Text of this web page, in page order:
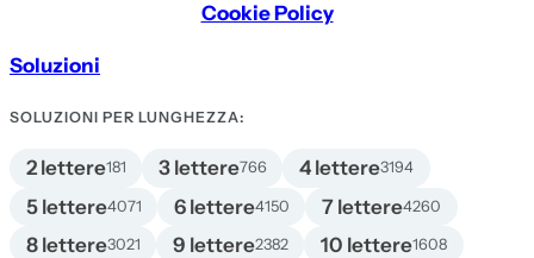
Cookie Policy
Soluzioni
SOLUZIONI PER LUNGHEZZA:
2 lettere181 3 lettere766 4 lettere3194
5 lettere4071 6 lettere4150 7 lettere4260
8 lettere3021 9 lettere2382 10 lettere1608